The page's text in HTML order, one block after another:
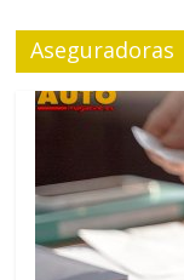
Aseguradoras